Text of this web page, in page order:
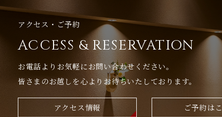
アクセス・ご予約
ACCESS & RESERVATION
お電話よりお気軽にお問い合わせください。
皆さまのお越しを心よりお待ちいたしております。
アクセス情報 ご予約は